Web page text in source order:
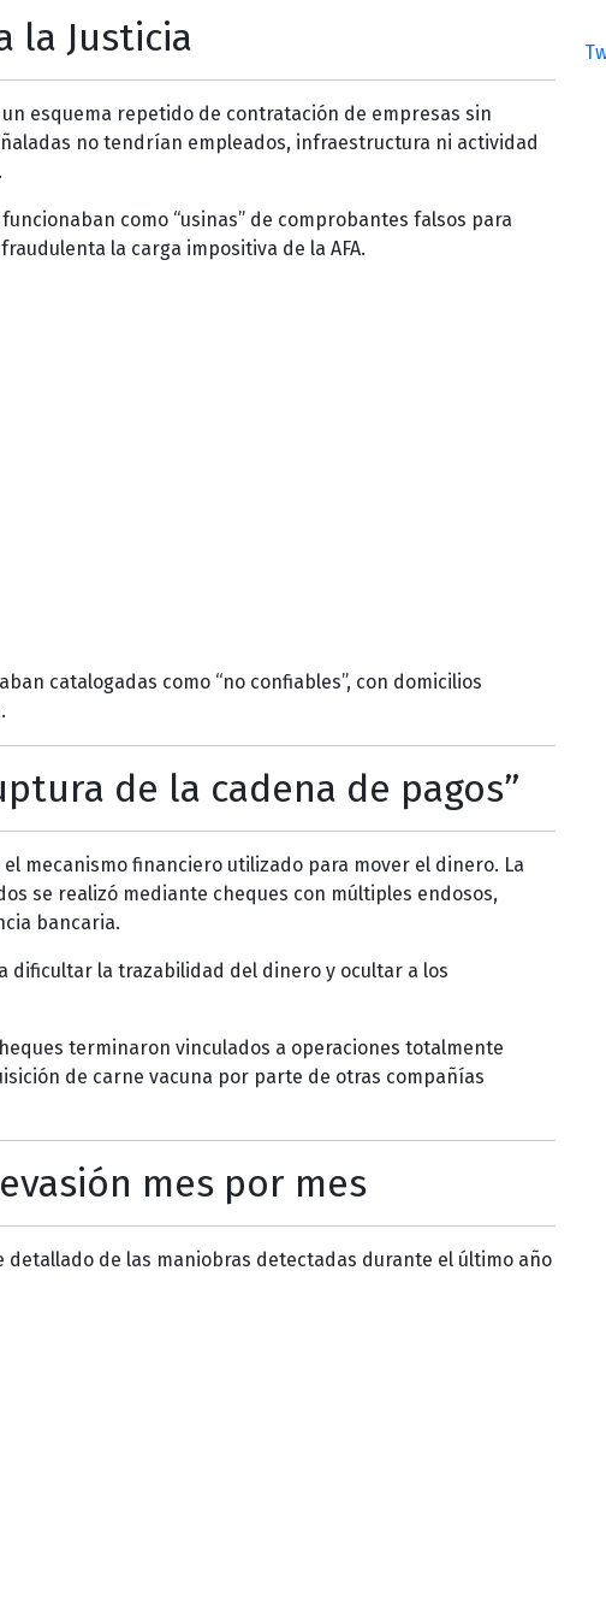
la Justicia
esquema repetido de contratación de empresas sin
no tendrían empleados, infraestructura ni actividad
como “usinas” de comprobantes falsos para
la carga impositiva de la AFA.
catalogadas como “no confiables”, con domicilios
de la cadena de pagos”
mecanismo financiero utilizado para mover el dinero. La
se realizó mediante cheques con múltiples endosos,
bancaria.
dificultar la trazabilidad del dinero y ocultar a los
terminaron vinculados a operaciones totalmente
de carne vacuna por parte de otras compañías
mes por mes
detallado de las maniobras detectadas durante el último año